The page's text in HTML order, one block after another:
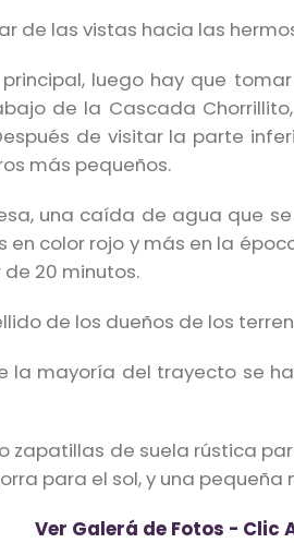
de las vistas hacia las
luego hay que
de la Cascada
de visitar la parte
más pequeños.
una caída de agua que
en color rojo y más en la
20 minutos.
de los dueños de los
la mayoría del trayecto se
zapatillas de suela rústica
para el sol, y una
Ver Galerá de Fotos - Clic